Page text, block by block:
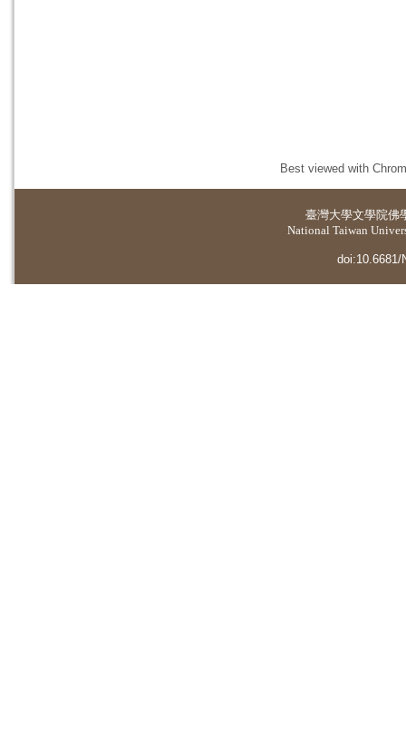
Best viewed with
臺灣大學文學院佛
National Taiwan
doi:10.6681/